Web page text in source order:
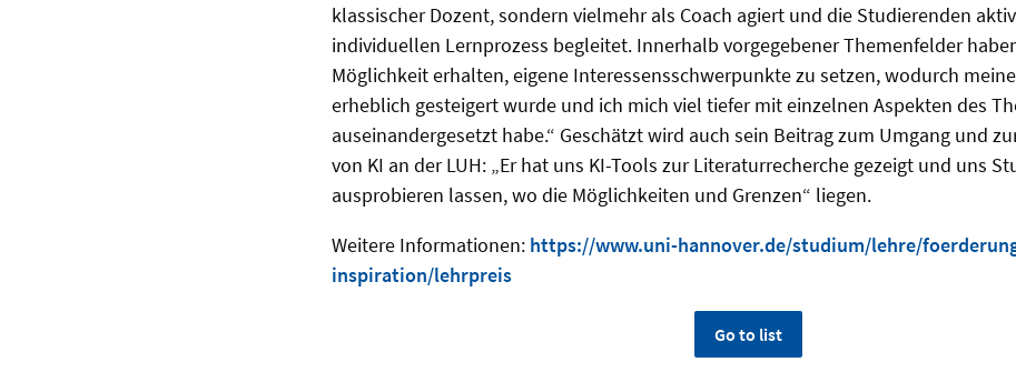
klassischer Dozent, sondern vielmehr als Coach agiert und die Studierenden
individuellen Lernprozess begleitet. Innerhalb vorgegebener Themenfelder
Möglichkeit erhalten, eigene Interessensschwerpunkte zu setzen, wodurch
erheblich gesteigert wurde und ich mich viel tiefer mit einzelnen Aspekten des
auseinandergesetzt habe.“ Geschätzt wird auch sein Beitrag zum Umgang und
von KI an der LUH: „Er hat uns KI-Tools zur Literaturrecherche gezeigt und uns
ausprobieren lassen, wo die Möglichkeiten und Grenzen“ liegen.
Weitere Informationen: https://www.uni-hannover.de/studium/lehre/
inspiration/lehrpreis
Go to list